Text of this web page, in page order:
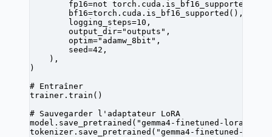
        fp16
=not torch.cuda.is_bf16_supported(),
        bf16
=torch.cuda.is_bf16_supported(),
        logging_steps
=10 ,
        output_dir
="outputs" ,
        optim
="adamw_8bit" ,
        seed
=42 ,
    ),
)
# Entraîner
trainer.train()
# Sauvegarder l'adaptateur LoRA
model.save_pretrained( "gemma4-finetuned-lora"
tokenizer.save_pretrained( "gemma4-finetuned-lora"